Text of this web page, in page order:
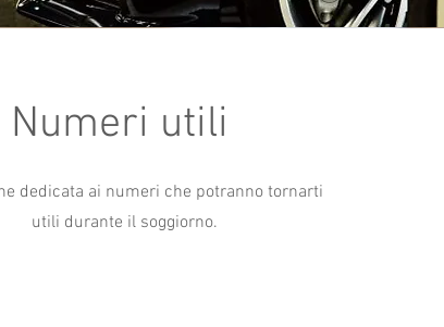
Numeri utili
dedicata ai numeri che potranno tornarti
utili durante il soggiorno.